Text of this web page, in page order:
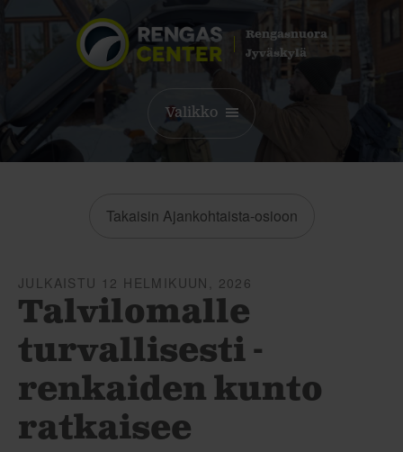
Rengasnuora
Jyväskylä
Valikko
Takaisin Ajankohtaista-osioon
JULKAISTU 12 HELMIKUUN, 2026
Talvilomalle
turvallisesti -
renkaiden kunto
ratkaisee